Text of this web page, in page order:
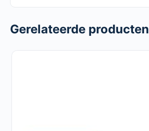
Gerelateerde producten